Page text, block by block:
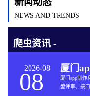
新闻动态
NEWS AND TRENDS
爬虫资讯 -
2026-08
08
厦门app制作
型评审、接